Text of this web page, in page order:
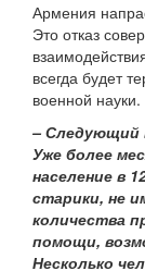
Армения
Это отказ
всегда будет
военной науки.
– Следующий
Уже более
население в
старики, не
количества
помощи,
Несколько